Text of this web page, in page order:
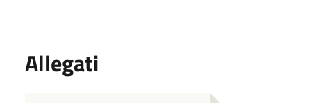
Allegati